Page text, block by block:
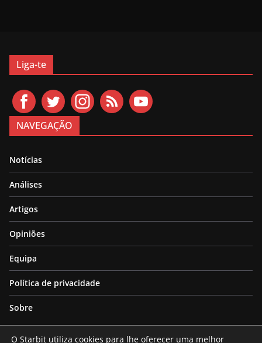
Liga-te
NAVEGAÇÃO
Notícias
Análises
Artigos
Opiniões
Equipa
Política de privacidade
Sobre
O Starbit utiliza cookies para lhe oferecer uma melhor